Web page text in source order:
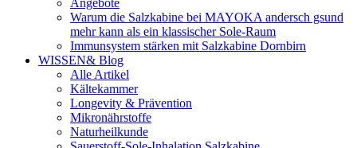
Warum die Salzkabine bei MAYOKA andersch gsund
mehr kann als ein klassischer Sole-Raum
Immunsystem stärken mit Salzkabine Dornbirn
WISSEN& Blog
Alle Artikel
Kältekammer
Longevity & Prävention
Mikronährstoffe
Naturheilkunde